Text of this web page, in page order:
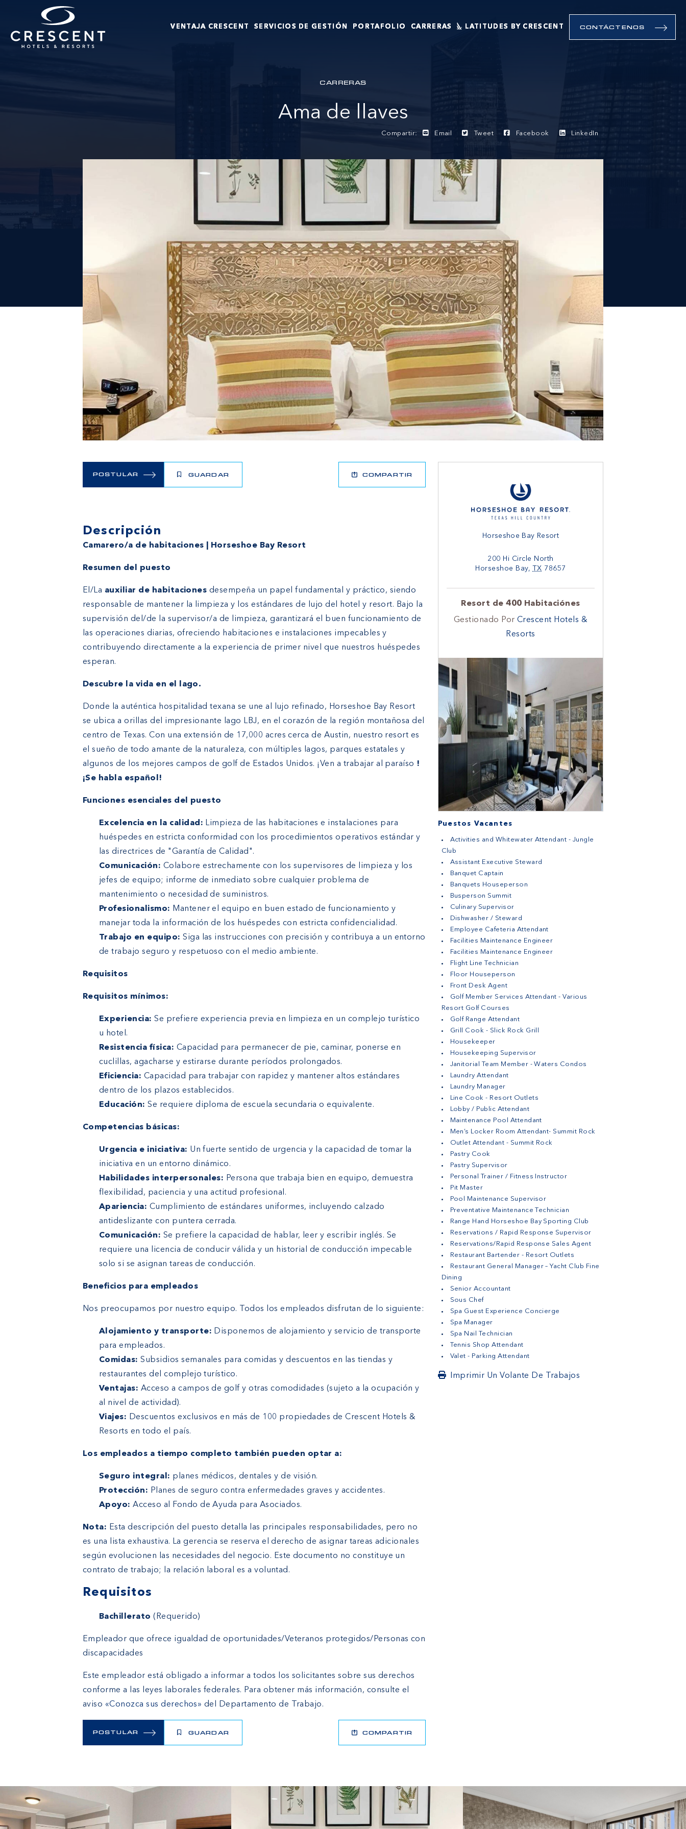
Ir al contenido principal
VENTAJA CRESCENT SERVICIOS DE GESTIÓN PORTAFOLIO CARRERAS LATITUDES BY CRESCENT CONTÁCTENOS
CARRERAS
Ama de llaves
Compartir: Email Tweet Facebook LinkedIn
Horseshoe Bay Resort
200 Hi Circle North
Horseshoe Bay, TX 78657
Resort de 400 Habitaciónes
Gestionado PorCrescent Hotels &
Resorts
Puestos Vacantes
Activities and Whitewater Attendant - Jungle
Club
Assistant Executive Steward
Banquet Captain
Banquets Houseperson
Busperson Summit
Culinary Supervisor
Dishwasher / Steward
Employee Cafeteria Attendant
Facilities Maintenance Engineer
Facilities Maintenance Engineer
Flight Line Technician
Floor Houseperson
Front Desk Agent
Golf Member Services Attendant - Various
Resort Golf Courses
Golf Range Attendant
Grill Cook - Slick Rock Grill
Housekeeper
Housekeeping Supervisor
Janitorial Team Member - Waters Condos
Laundry Attendant
Laundry Manager
Line Cook - Resort Outlets
Lobby / Public Attendant
Maintenance Pool Attendant
Men’s Locker Room Attendant- Summit Rock
Outlet Attendant - Summit Rock
Pastry Cook
Pastry Supervisor
Personal Trainer / Fitness Instructor
Pit Master
Pool Maintenance Supervisor
Preventative Maintenance Technician
Range Hand Horseshoe Bay Sporting Club
Reservations / Rapid Response Supervisor
Reservations/Rapid Response Sales Agent
Restaurant Bartender - Resort Outlets
Restaurant General Manager – Yacht Club Fine
Dining
Senior Accountant
Sous Chef
Spa Guest Experience Concierge
Spa Manager
Spa Nail Technician
Tennis Shop Attendant
Valet - Parking Attendant
Imprimir Un Volante De Trabajos
POSTULAR GUARDAR COMPARTIR
Descripción
Camarero/a de habitaciones | Horseshoe Bay Resort
Resumen del puesto
El/La auxiliar de habitaciones desempeña un papel fundamental y práctico, siendo
responsable de mantener la limpieza y los estándares de lujo del hotel y resort. Bajo la
supervisión del/de la supervisor/a de limpieza, garantizará el buen funcionamiento de
las operaciones diarias, ofreciendo habitaciones e instalaciones impecables y
contribuyendo directamente a la experiencia de primer nivel que nuestros huéspedes
esperan.
Descubre la vida en el lago.
Donde la auténtica hospitalidad texana se une al lujo refinado, Horseshoe Bay Resort
se ubica a orillas del impresionante lago LBJ, en el corazón de la región montañosa del
centro de Texas. Con una extensión de 17,000 acres cerca de Austin, nuestro resort es
el sueño de todo amante de la naturaleza, con múltiples lagos, parques estatales y
algunos de los mejores campos de golf de Estados Unidos. ¡Ven a trabajar al paraíso !
¡Se habla español!
Funciones esenciales del puesto
Excelencia en la calidad: Limpieza de las habitaciones e instalaciones para
huéspedes en estricta conformidad con los procedimientos operativos estándar y
las directrices de "Garantía de Calidad".
Comunicación: Colabore estrechamente con los supervisores de limpieza y los
jefes de equipo; informe de inmediato sobre cualquier problema de
mantenimiento o necesidad de suministros.
Profesionalismo: Mantener el equipo en buen estado de funcionamiento y
manejar toda la información de los huéspedes con estricta confidencialidad.
Trabajo en equipo: Siga las instrucciones con precisión y contribuya a un entorno
de trabajo seguro y respetuoso con el medio ambiente.
Requisitos
Requisitos mínimos:
Experiencia: Se prefiere experiencia previa en limpieza en un complejo turístico
u hotel.
Resistencia física: Capacidad para permanecer de pie, caminar, ponerse en
cuclillas, agacharse y estirarse durante períodos prolongados.
Eficiencia: Capacidad para trabajar con rapidez y mantener altos estándares
dentro de los plazos establecidos.
Educación: Se requiere diploma de escuela secundaria o equivalente.
Competencias básicas:
Urgencia e iniciativa: Un fuerte sentido de urgencia y la capacidad de tomar la
iniciativa en un entorno dinámico.
Habilidades interpersonales: Persona que trabaja bien en equipo, demuestra
flexibilidad, paciencia y una actitud profesional.
Apariencia: Cumplimiento de estándares uniformes, incluyendo calzado
antideslizante con puntera cerrada.
Comunicación: Se prefiere la capacidad de hablar, leer y escribir inglés. Se
requiere una licencia de conducir válida y un historial de conducción impecable
solo si se asignan tareas de conducción.
Beneficios para empleados
Nos preocupamos por nuestro equipo. Todos los empleados disfrutan de lo siguiente:
Alojamiento y transporte: Disponemos de alojamiento y servicio de transporte
para empleados.
Comidas: Subsidios semanales para comidas y descuentos en las tiendas y
restaurantes del complejo turístico.
Ventajas: Acceso a campos de golf y otras comodidades (sujeto a la ocupación y
al nivel de actividad).
Viajes: Descuentos exclusivos en más de 100 propiedades de Crescent Hotels &
Resorts en todo el país.
Los empleados a tiempo completo también pueden optar a:
Seguro integral: planes médicos, dentales y de visión.
Protección: Planes de seguro contra enfermedades graves y accidentes.
Apoyo: Acceso al Fondo de Ayuda para Asociados.
Nota: Esta descripción del puesto detalla las principales responsabilidades, pero no
es una lista exhaustiva. La gerencia se reserva el derecho de asignar tareas adicionales
según evolucionen las necesidades del negocio. Este documento no constituye un
contrato de trabajo; la relación laboral es a voluntad.
Requisitos
Bachillerato (Requerido)
Empleador que ofrece igualdad de oportunidades/Veteranos protegidos/Personas con
discapacidades
Este empleador está obligado a informar a todos los solicitantes sobre sus derechos
conforme a las leyes laborales federales. Para obtener más información, consulte el
aviso «Conozca sus derechos» del Departamento de Trabajo.
POSTULAR GUARDAR COMPARTIR